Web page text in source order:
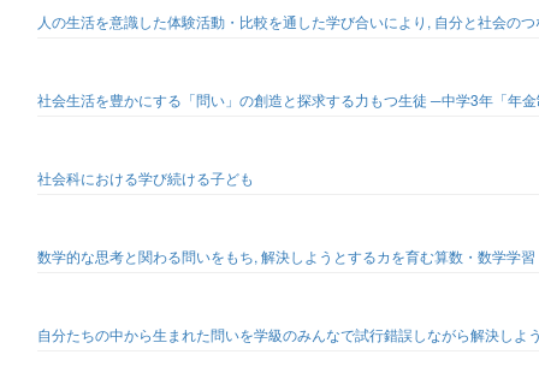
人の生活を意識した体験活動・比較を通した学び合いにより, 自分と社会
社会生活を豊かにする「問い」の創造と探求する力もつ生徒 ─中学3年「年
社会科における学び続ける子ども
数学的な思考と関わる問いをもち, 解決しようとするカを育む算数・数学学習
自分たちの中から生まれた問いを学級のみんなで試行錯誤しながら解決し